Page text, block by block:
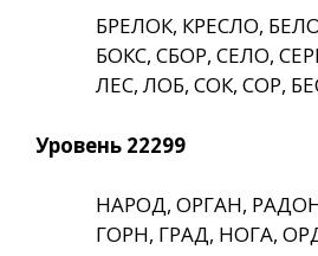
БРЕЛОК, КРЕСЛО,
БОКС, СБОР, СЕЛО,
ЛЕС, ЛОБ, СОК, СОР,
Уровень 22299
НАРОД, ОРГАН,
ГОРН, ГРАД, НОГА,